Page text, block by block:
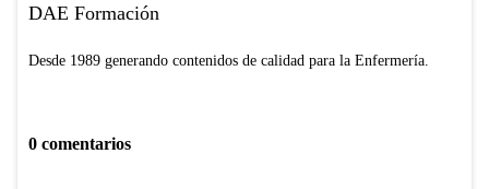
DAE Formación
Desde 1989 generando contenidos de calidad para la Enfermería.
0 comentarios